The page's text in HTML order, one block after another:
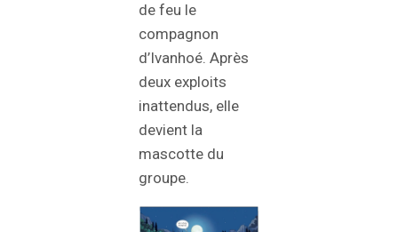
de feu le
compagnon
d’Ivanhoé. Après
deux exploits
inattendus, elle
devient la
mascotte du
groupe.